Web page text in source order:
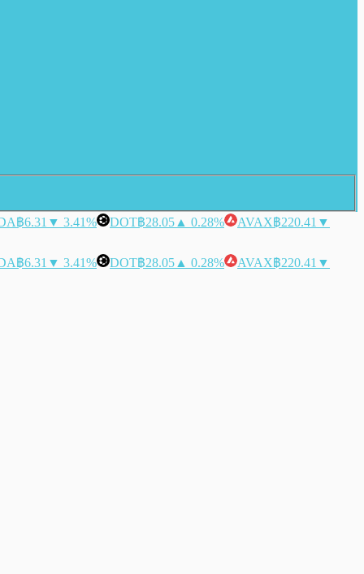
฿6.31 ▼ 3.41% DOT฿28.05 ▲ 0.28% AVAX฿220.41 ▼
฿6.31 ▼ 3.41% DOT฿28.05 ▲ 0.28% AVAX฿220.41 ▼